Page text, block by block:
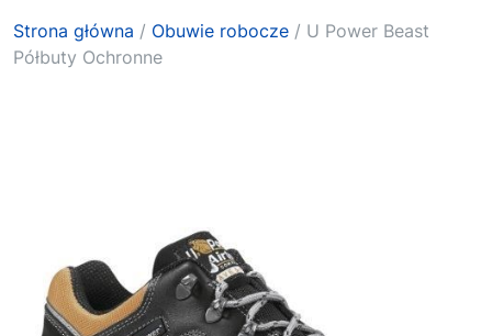
Strona główna / Obuwie robocze / U Power Beast
Półbuty Ochronne